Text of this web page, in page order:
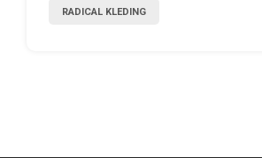
RADICAL KLEDING